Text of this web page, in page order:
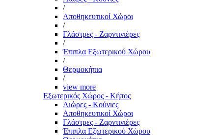
/
Αποθηκευτικοί Χώροι
/
Γλάστρες - Ζαρντινιέρες
/
Έπιπλα Εξωτερικού Χώρου
/
Θερμοκήπια
/
view more
Εξωτερικός Χώρος - Κήπος
Αιώρες - Κούνιες
Αποθηκευτικοί Χώροι
Γλάστρες - Ζαρντινιέρες
Έπιπλα Εξωτερικού Χώρου